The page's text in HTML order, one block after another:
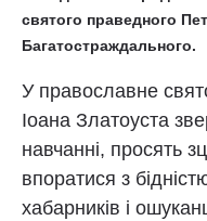
святого праведного
Багатостраждального.
У православне
Іоана Златоуста
навчанні, просять
впоратися з
хабарників і